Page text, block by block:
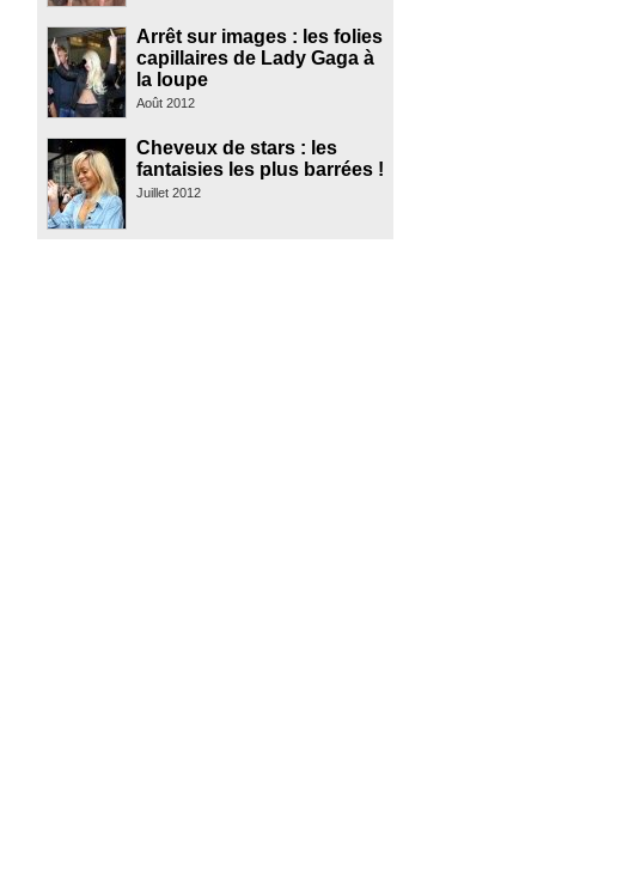
Arrêt sur images : les folies
capillaires de Lady Gaga à
la loupe
Août 2012
Cheveux de stars : les
fantaisies les plus barrées !
Juillet 2012